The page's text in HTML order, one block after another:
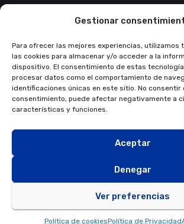
Gestionar
Para ofrecer las mejores experiencias, utilizamos
las cookies para almacenar y/o acceder a la
dispositivo. El consentimiento de estas
procesar datos como el comportamiento de
identificaciones únicas en este sitio. No consentir
consentimiento, puede afectar negativamente a
características y funciones.
Aceptar
Denegar
Ver preferencias
Política de cookiesPolítica de Privacidad
info@fondosnextgeneration.es